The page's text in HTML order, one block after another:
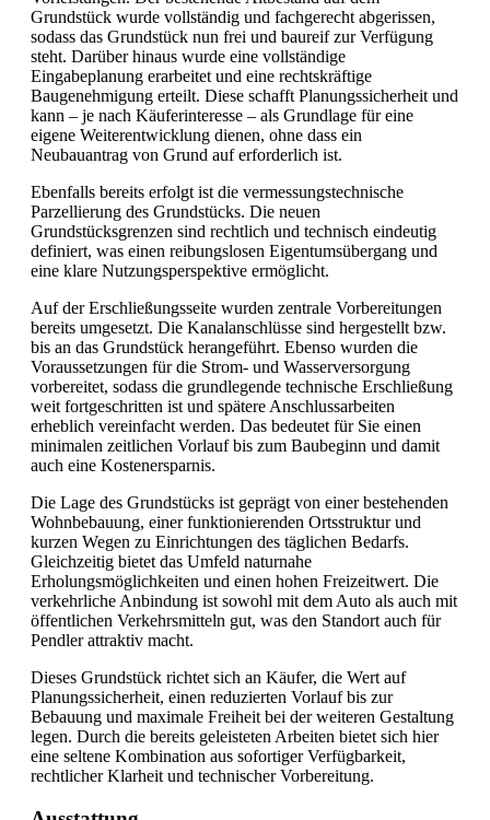
Grundstück wurde vollständig und fachgerecht abgerissen,
sodass das Grundstück nun frei und baureif zur Verfügung
steht. Darüber hinaus wurde eine vollständige
Eingabeplanung erarbeitet und eine rechtskräftige
Baugenehmigung erteilt. Diese schafft Planungssicherheit und
kann – je nach Käuferinteresse – als Grundlage für eine
eigene Weiterentwicklung dienen, ohne dass ein
Neubauantrag von Grund auf erforderlich ist.
Ebenfalls bereits erfolgt ist die vermessungstechnische
Parzellierung des Grundstücks. Die neuen
Grundstücksgrenzen sind rechtlich und technisch eindeutig
definiert, was einen reibungslosen Eigentumsübergang und
eine klare Nutzungsperspektive ermöglicht.
Auf der Erschließungsseite wurden zentrale Vorbereitungen
bereits umgesetzt. Die Kanalanschlüsse sind hergestellt bzw.
bis an das Grundstück herangeführt. Ebenso wurden die
Voraussetzungen für die Strom- und Wasserversorgung
vorbereitet, sodass die grundlegende technische Erschließung
weit fortgeschritten ist und spätere Anschlussarbeiten
erheblich vereinfacht werden. Das bedeutet für Sie einen
minimalen zeitlichen Vorlauf bis zum Baubeginn und damit
auch eine Kostenersparnis.
Die Lage des Grundstücks ist geprägt von einer bestehenden
Wohnbebauung, einer funktionierenden Ortsstruktur und
kurzen Wegen zu Einrichtungen des täglichen Bedarfs.
Gleichzeitig bietet das Umfeld naturnahe
Erholungsmöglichkeiten und einen hohen Freizeitwert. Die
verkehrliche Anbindung ist sowohl mit dem Auto als auch mit
öffentlichen Verkehrsmitteln gut, was den Standort auch für
Pendler attraktiv macht.
Dieses Grundstück richtet sich an Käufer, die Wert auf
Planungssicherheit, einen reduzierten Vorlauf bis zur
Bebauung und maximale Freiheit bei der weiteren Gestaltung
legen. Durch die bereits geleisteten Arbeiten bietet sich hier
eine seltene Kombination aus sofortiger Verfügbarkeit,
rechtlicher Klarheit und technischer Vorbereitung.